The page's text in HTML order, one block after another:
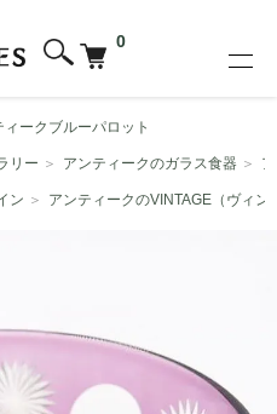
0
ィークブルーパロット
リー ＞ アンティークのガラス食器 ＞
ン ＞ アンティークのVINTAGE（ヴィン